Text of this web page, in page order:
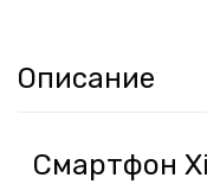
Описание
Смартфон